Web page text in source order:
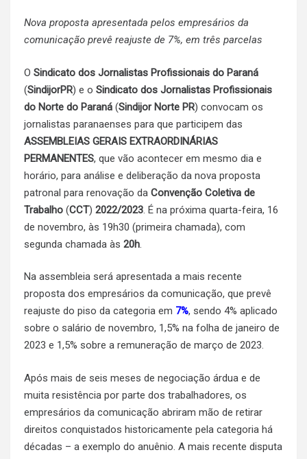
Nova proposta apresentada pelos empresários da
comunicação prevê reajuste de 7%, em três parcelas
O Sindicato dos Jornalistas Profissionais do Paraná
(SindijorPR) e o Sindicato dos Jornalistas Profissionais
do Norte do Paraná (Sindijor Norte PR) convocam os
jornalistas paranaenses para que participem das
ASSEMBLEIAS GERAIS EXTRAORDINÁRIAS
PERMANENTES, que vão acontecer em mesmo dia e
horário, para análise e deliberação da nova proposta
patronal para renovação da Convenção Coletiva de
Trabalho (CCT) 2022/2023. É na próxima quarta-feira, 16
de novembro, às 19h30 (primeira chamada), com
segunda chamada às 20h.
Na assembleia será apresentada a mais recente
proposta dos empresários da comunicação, que prevê
reajuste do piso da categoria em 7%, sendo 4% aplicado
sobre o salário de novembro, 1,5% na folha de janeiro de
2023 e 1,5% sobre a remuneração de março de 2023.
Após mais de seis meses de negociação árdua e de
muita resistência por parte dos trabalhadores, os
empresários da comunicação abriram mão de retirar
direitos conquistados historicamente pela categoria há
décadas – a exemplo do anuênio. A mais recente disputa